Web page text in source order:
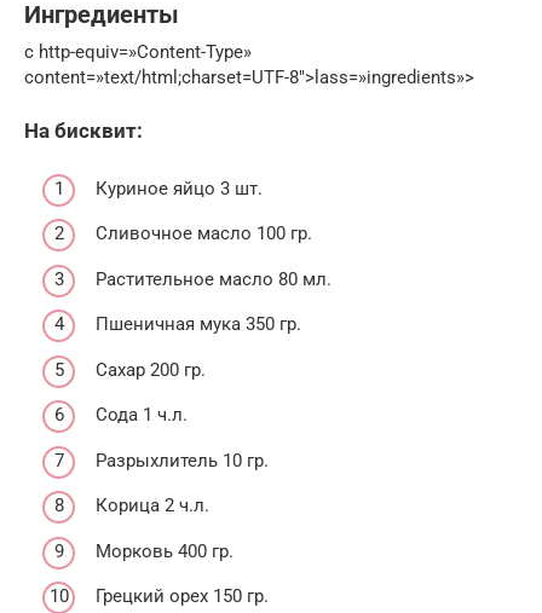
Ингредиенты
c http-equiv=»Content-Type»
content=»text/html;charset=UTF-8″>lass=»ingredients»>
На бисквит:
Куриное яйцо 3 шт.
Сливочное масло 100 гр.
Растительное масло 80 мл.
Пшеничная мука 350 гр.
Сахар 200 гр.
Сода 1 ч.л.
Разрыхлитель 10 гр.
Корица 2 ч.л.
Морковь 400 гр.
Грецкий орех 150 гр.